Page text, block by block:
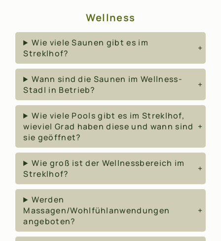
Wellness
Wie viele Saunen gibt es im
Streklhof?
Wann sind die Saunen im Wellness-
Stadl in Betrieb?
Wie viele Pools gibt es im Streklhof,
wieviel Grad haben diese und wann sind
sie geöffnet?
Wie groß ist der Wellnessbereich im
Streklhof?
Werden
Massagen/Wohlfühlanwendungen
angeboten?